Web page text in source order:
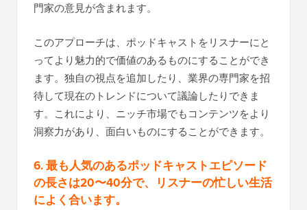
門家の意見が含まれます。
このアプローチは、ポッドキャストをリスナーにと
ってより魅力的で価値のあるものにすることができ
ます。独自の視点を追加したり、業界の専門家を招
待して現在のトレンドについて議論したりできま
す。これにより、ニッチ市場でもコンテンツをより
洞察力があり、面白いものにすることができます。
6. 最も人気のあるポッドキャストエピソード
の長さは20〜40分で、リスナーの忙しい生活
によく合います。